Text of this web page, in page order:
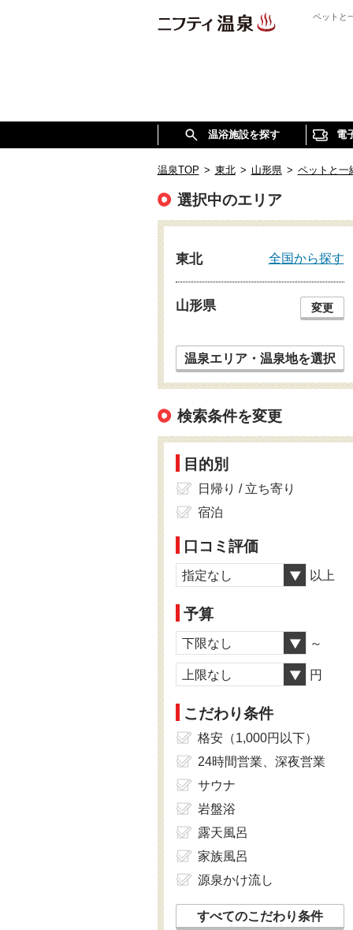
ペットと
温浴施設を探す 電
温泉TOP > 東北 > 山形県 > ペットと一
選択中のエリア
東北 全国から探す
山形県 変更
温泉エリア・温泉地を選択
検索条件を変更
目的別
日帰り / 立ち寄り
宿泊
口コミ評価
指定なし 以上
予算
下限なし ～
上限なし 円
こだわり条件
格安（1,000円以下）
24時間営業、深夜営業
サウナ
岩盤浴
露天風呂
家族風呂
源泉かけ流し
すべてのこだわり条件